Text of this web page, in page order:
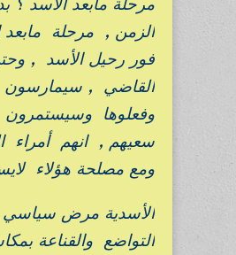
الزمن , مرحلة
فور رحيل الأسد ,
القاضي , سيمارسون
وفعلوها وسيستمرون
سعيهم , انهم أمراء
ومع مصلحة هؤلاء
الأسدية مرض سياسي
التواضع والقناعة